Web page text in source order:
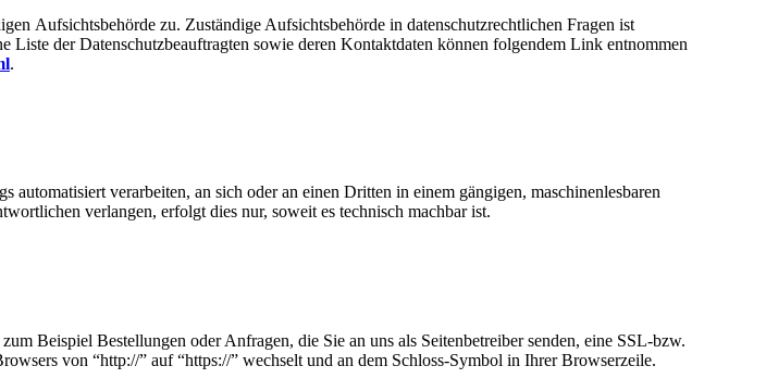
Aufsichtsbehörde zu. Zuständige Aufsichtsbehörde in datenschutzrechtlichen Fragen ist
Liste der Datenschutzbeauftragten sowie deren Kontaktdaten können folgendem Link entnommen
.
verarbeiten, an sich oder an einen Dritten in einem gängigen, maschinenlesbaren
verlangen, erfolgt dies nur, soweit es technisch machbar ist.
Beispiel Bestellungen oder Anfragen, die Sie an uns als Seitenbetreiber senden, eine SSL-bzw.
von “http://” auf “https://” wechselt und an dem Schloss-Symbol in Ihrer Browserzeile.